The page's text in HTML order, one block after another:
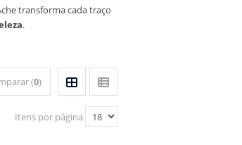
transforma cada traço
.
(0)
Itens por página